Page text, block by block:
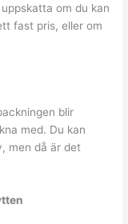
om du kan
fast pris, eller om
blir
med. Du kan
men då är det